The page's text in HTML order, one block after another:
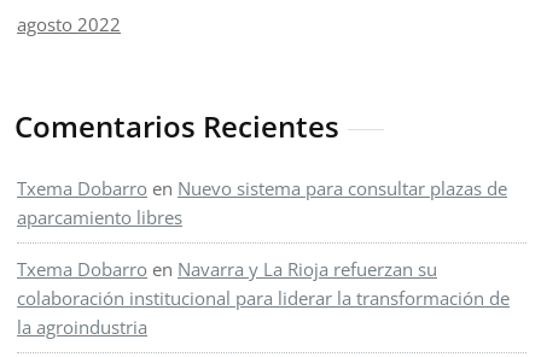
agosto 2022
Comentarios Recientes
Txema Dobarro en Nuevo sistema para consultar plazas de
aparcamiento libres
Txema Dobarro en Navarra y La Rioja refuerzan su
colaboración institucional para liderar la transformación de
la agroindustria